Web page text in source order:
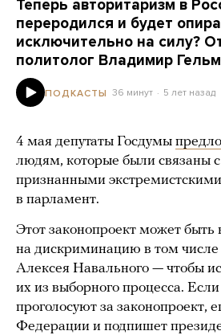
Теперь авторитаризм в
переродился и будет
исключительно на силу?
политолог Владимир
ПОДКАСТЫ 36 минут 5 лет назад
4 мая депутаты Госдумы
людям, которые были связаны
признанными
в парламент.
Этот законопроект может быть
на дискриминацию в том числе
Алексея Навального — чтобы
их из выборного процесса.
проголосуют за законопроект,
Федерации и подпишет